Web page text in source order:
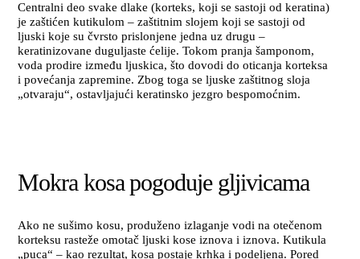
Centralni deo svake dlake (korteks, koji se sastoji od keratina)
je zaštićen kutikulom – zaštitnim slojem koji se sastoji od
ljuski koje su čvrsto prislonjene jedna uz drugu –
keratinizovane duguljaste ćelije. Tokom pranja šamponom,
voda prodire između ljuskica, što dovodi do oticanja korteksa
i povećanja zapremine. Zbog toga se ljuske zaštitnog sloja
„otvaraju“, ostavljajući keratinsko jezgro bespomoćnim.
Mokra kosa pogoduje gljivicama
Ako ne sušimo kosu, produženo izlaganje vodi na otečenom
korteksu rasteže omotač ljuski kose iznova i iznova. Kutikula
„puca“ – kao rezultat, kosa postaje krhka i podeljena. Pored